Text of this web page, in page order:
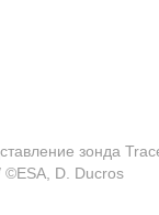
зонда
©ESA, D. Ducros